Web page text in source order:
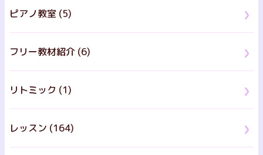
ピアノ教室 (5)
フリー教材紹介 (6)
リトミック (1)
レッスン (164)